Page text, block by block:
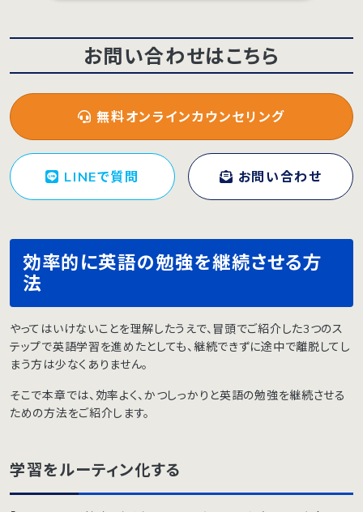
お問い合わせはこちら
無料オンラインカウンセリング
LINEで質問 お問い合わせ
効率的に英語の勉強を継続させる方
法
やってはいけないことを理解したうえで、冒頭でご紹介した3つのス
テップで英語学習を進めたとしても、継続できずに途中で離脱してし
まう方は少なくありません。
そこで本章では、効率よく、かつしっかりと英語の勉強を継続させる
ための方法をご紹介します。
学習をルーティン化する